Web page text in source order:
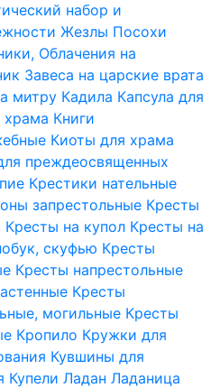
набор и
Жезлы Посохи
Облачения на
Завеса на царские врата
митру Кадила Капсула для
храма Книги
Киоты для храма
преждеосвященных
Крестики нательные
запрестольные Кресты
Кресты на купол Кресты на
скуфью Кресты
Кресты напрестольные
Кресты
могильные Кресты
Кропило Кружки для
Кувшины для
Купели Ладан Ладаница